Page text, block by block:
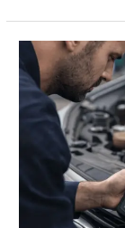
:
l’icône
des
amateurs